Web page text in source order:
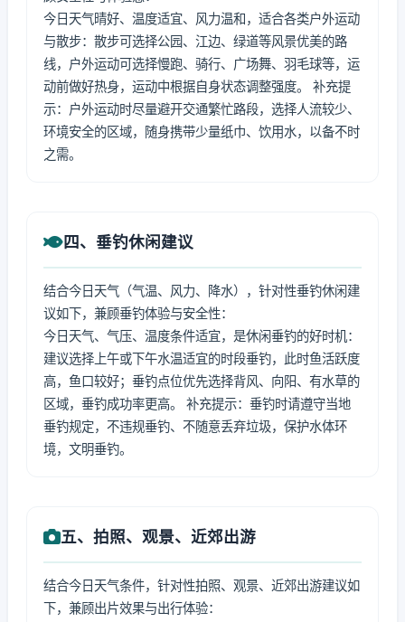
今日天气晴好、温度适宜、风力温和，适合各类户外运动
与散步：散步可选择公园、江边、绿道等风景优美的路
线，户外运动可选择慢跑、骑行、广场舞、羽毛球等，运
动前做好热身，运动中根据自身状态调整强度。 补充提
示：户外运动时尽量避开交通繁忙路段，选择人流较少、
环境安全的区域，随身携带少量纸巾、饮用水，以备不时
之需。
四、垂钓休闲建议
结合今日天气（气温、风力、降水），针对性垂钓休闲建
议如下，兼顾垂钓体验与安全性：
今日天气、气压、温度条件适宜，是休闲垂钓的好时机：
建议选择上午或下午水温适宜的时段垂钓，此时鱼活跃度
高，鱼口较好；垂钓点位优先选择背风、向阳、有水草的
区域，垂钓成功率更高。 补充提示：垂钓时请遵守当地
垂钓规定，不违规垂钓、不随意丢弃垃圾，保护水体环
境，文明垂钓。
五、拍照、观景、近郊出游
结合今日天气条件，针对性拍照、观景、近郊出游建议如
下，兼顾出片效果与出行体验：